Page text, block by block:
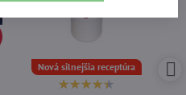
Nová silnejšia receptúra